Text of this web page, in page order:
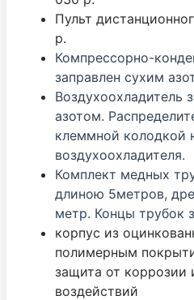
Пульт
р.
Компрессорно-
заправлен сухим
Воздухоохладитель
азотом.
клеммной колодкой
воздухоохладителя.
Комплект медных
длиною 5метров,
метр. Концы трубок
корпус из
полимерным
защита от коррозии
воздействий